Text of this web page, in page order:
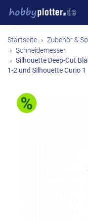
Startseite Zubehör &
Schneidemesser
Silhouette Deep-Cut
1-2 und Silhouette Curio 1